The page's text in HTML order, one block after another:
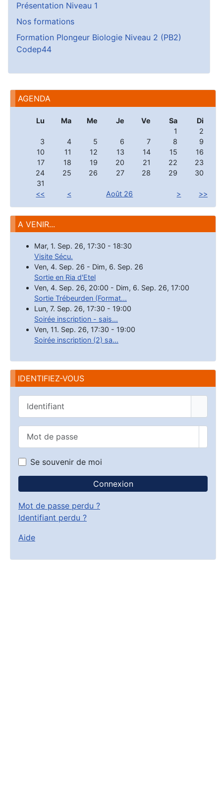
AGENDA
Lu Ma Me Je Ve Sa
Di
1
2
3
4 5 6 7 8
9
10
11 12 13 14 15
16
17
18 19 20 21 22
23
24
25 26 27 28 29
30
31
<<
< Août 26 > >>
A VENIR...
Mar, 1. Sep. 26, 17:30 - 18:30
Visite Sécu.
Ven, 4. Sep. 26 - Dim, 6. Sep. 26
Sortie en Ria d'Etel
Ven, 4. Sep. 26, 20:00 - Dim, 6. Sep. 26, 17:00
Sortie Trébeurden (Format...
Lun, 7. Sep. 26, 17:30 - 19:00
Soirée inscription - sais...
Ven, 11. Sep. 26, 17:30 - 19:00
Soirée inscription (2) sa...
IDENTIFIEZ-VOUS
Se souvenir de moi
Connexion
Mot de passe perdu ?
Identifiant perdu ?
Aide
Présentation Niveau 1
Nos formations
Formation Plongeur Biologie Niveau 2 (PB2)
Codep44